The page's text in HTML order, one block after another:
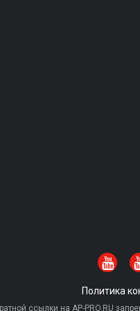
Политика
ссылки на AP-PRO.RU